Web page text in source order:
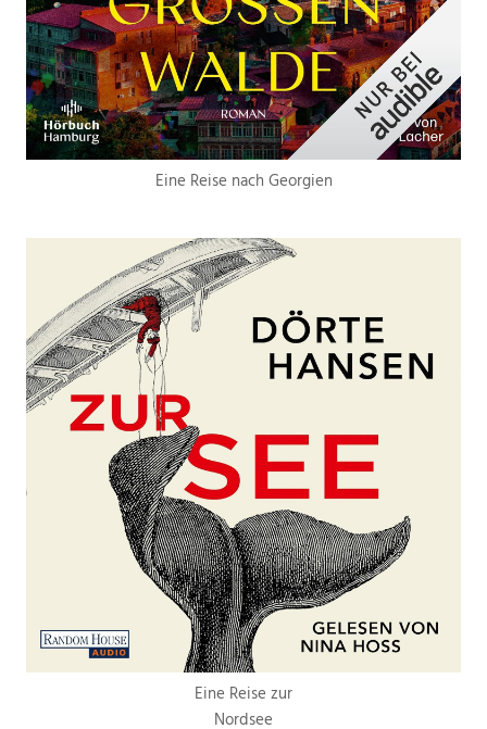
Eine Reise nach Georgien
Eine Reise zur
Nordsee